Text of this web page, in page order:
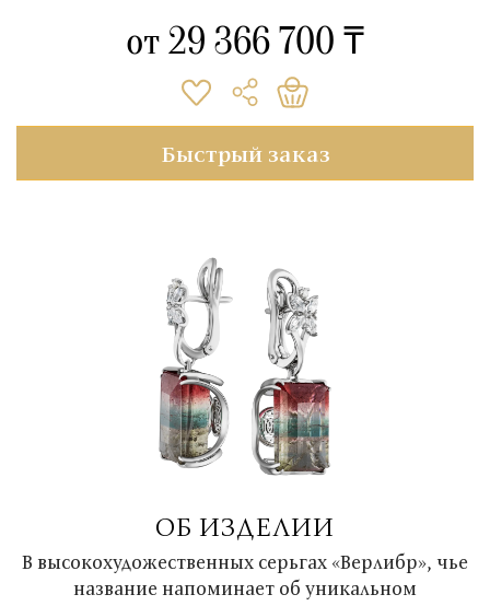
от 29 366 700 ₸
Быстрый заказ
ОБ ИЗДЕЛИИ
В высокохудожественных серьгах «Верлибр», чье
название напоминает об уникальном